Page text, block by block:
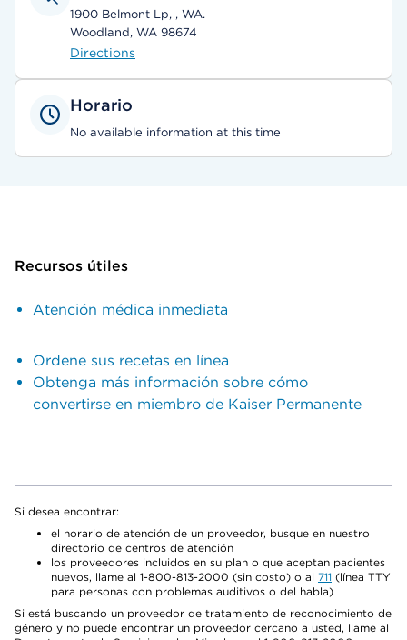
1900 Belmont Lp, , WA.
Woodland, WA 98674
Directions
Horario
No available information at this time
Recursos útiles
Atención médica inmediata
Ordene sus recetas en línea
Obtenga más información sobre cómo
convertirse en miembro de Kaiser Permanente
Si desea encontrar:
el horario de atención de un proveedor, busque en nuestro
directorio de centros de atención
los proveedores incluidos en su plan o que aceptan pacientes
nuevos, llame al 1-800-813-2000 (sin costo) o al 711 (línea TTY
para personas con problemas auditivos o del habla)
Si está buscando un proveedor de tratamiento de reconocimiento de
género y no puede encontrar un proveedor cercano a usted, llame al